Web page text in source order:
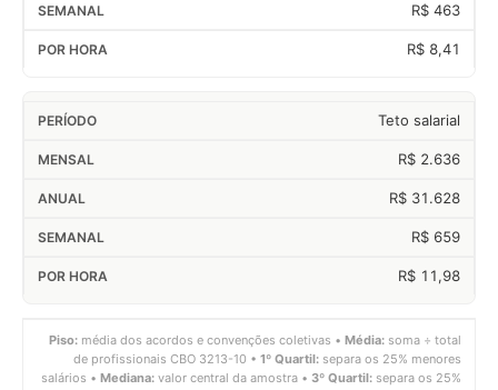
R$ 463
R$ 8,41
Teto salarial
R$ 2.636
R$ 31.628
R$ 659
R$ 11,98
Piso: média dos acordos e convenções coletivas • Média: soma ÷ total
de profissionais CBO 3213-10 • 1º Quartil: separa os 25% menores
salários • Mediana: valor central da amostra • 3º Quartil: separa os 25%